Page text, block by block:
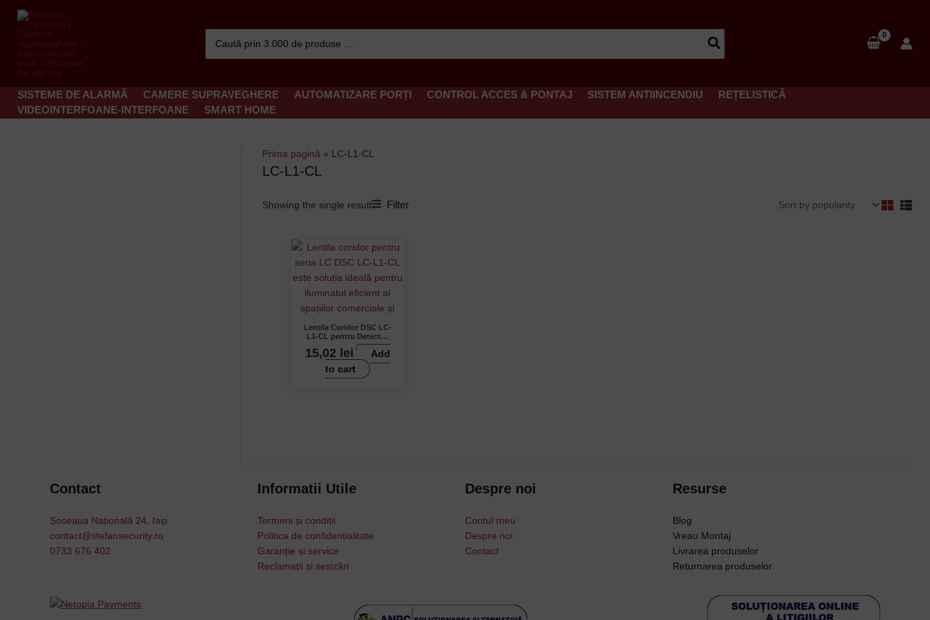
Search
for:
SISTEME DE ALARMĂ CAMERE SUPRAVEGHERE AUTOMATIZARE PORȚI CONTROL ACCES & PONTAJ SISTEM ANTIINCENDIU
REȚELISTICĂ
VIDEOINTERFOANE-INTERFOANE
SMART HOME
Prima pagină » LC-L1-CL
LC-L1-CL
Showing the single result Filter
Lentila Coridor DSC LC-
L1-CL pentru Detector
LC-100-PI
15,02 lei
Add
to cart
Contact
Șoseaua Națională 24, Iași
contact@stefansecurity.ro
0733 676 402
Informatii Utile
Termeni și condiții
Politica de confidențialitate
Garanție și service
Reclamații și sesizări
Despre noi
Contul meu
Despre noi
Contact
Resurse
Blog
Vreau Montaj
Livrarea produselor
Returnarea produselor